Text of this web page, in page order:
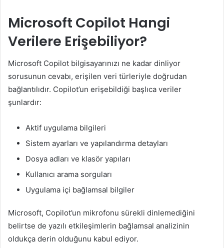
Microsoft Copilot Hangi
Verilere Erişebiliyor?
Microsoft Copilot bilgisayarınızı ne kadar dinliyor
sorusunun cevabı, erişilen veri türleriyle doğrudan
bağlantılıdır. Copilot’un erişebildiği başlıca veriler
şunlardır:
Aktif uygulama bilgileri
Sistem ayarları ve yapılandırma detayları
Dosya adları ve klasör yapıları
Kullanıcı arama sorguları
Uygulama içi bağlamsal bilgiler
Microsoft, Copilot’un mikrofonu sürekli dinlemediğini
belirtse de yazılı etkileşimlerin bağlamsal analizinin
oldukça derin olduğunu kabul ediyor.